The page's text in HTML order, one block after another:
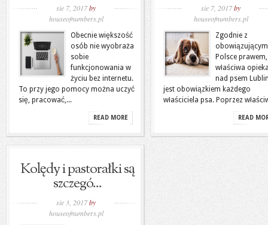
sie 7, 2017by
houseofnumbers.pl
Obecnie większość
osób nie wyobraża
sobie
funkcjonowania w
życiu bez internetu.
To przy jego pomocy można uczyć
się, pracować,...
READ MORE
sie 7, 2017by
houseofnumbers.pl
Zgodnie z
Polsce prawem,
właściwa
nad psem
jest obowiązkiem każdego
właściciela psa. Poprzez
READ
Kolędy i pastorałki są
szczegó...
sie 3, 2017by
houseofnumbers.pl